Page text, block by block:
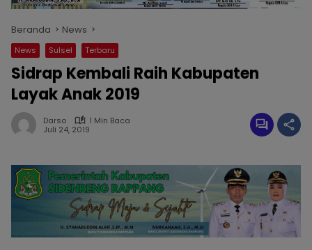
Beranda News
News Sulsel Terbaru
Sidrap Kembali Raih Kabupaten
Layak Anak 2019
Darso
1 Min Baca
Juli 24, 2019